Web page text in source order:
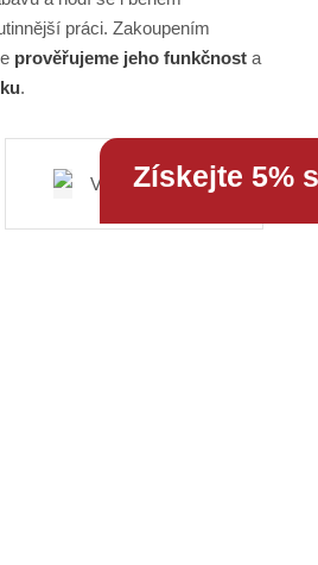
práci. Zakoupením
prověřujeme jeho funkčnost a
.
Výkonné - herní
Získejte 5%